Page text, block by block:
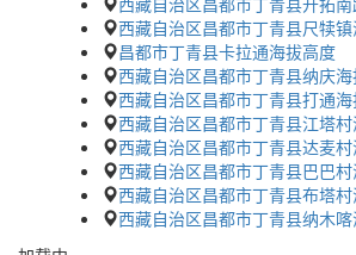
西藏自治区昌都市丁青县尺犊
昌都市丁青县卡拉通海拔高度
西藏自治区昌都市丁青县纳庆
西藏自治区昌都市丁青县打通
西藏自治区昌都市丁青县江塔
西藏自治区昌都市丁青县达麦
西藏自治区昌都市丁青县巴巴
西藏自治区昌都市丁青县布塔
西藏自治区昌都市丁青县纳木